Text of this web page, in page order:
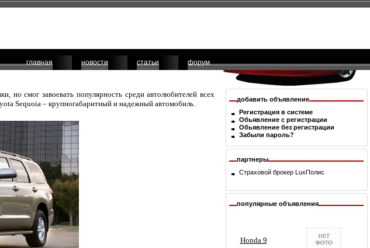
главная новости статьи форум
но смог завоевать популярность среди автолюбителей всех
Sequoia – крупногабаритный и надежный автомобиль.
добавить объявление
Регистрация в системе
Обьявление с регистрации
Обьявление без регистрации
Забыли пароль?
партнеры
Страховой брокер LuxПолис
популярные объявления